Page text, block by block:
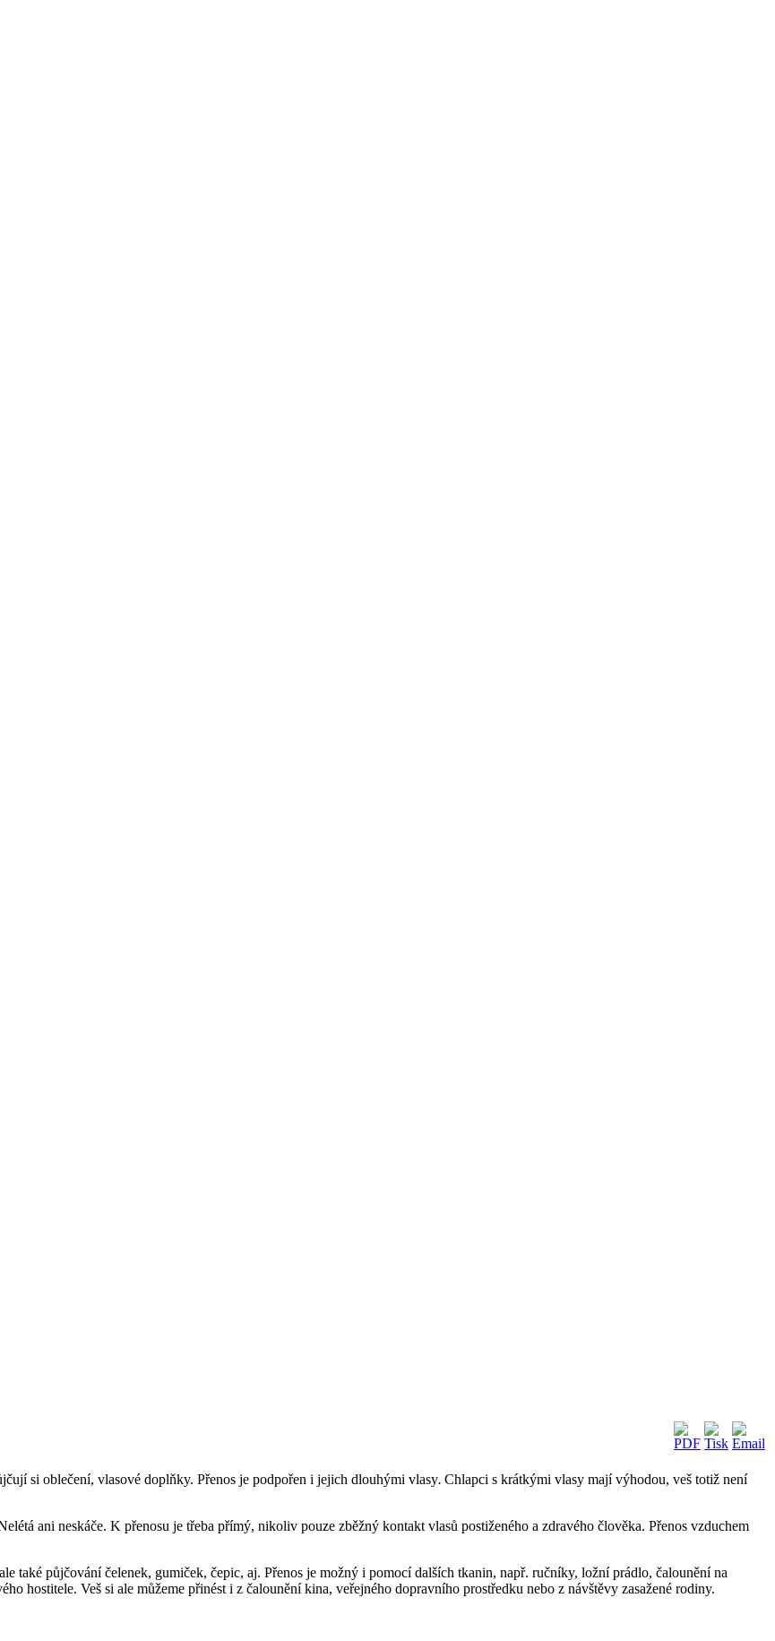
si oblečení, vlasové doplňky. Přenos je podpořen i jejich dlouhými vlasy. Chlapci s krátkými vlasy mají výhodou, veš totiž není
ani neskáče. K přenosu je třeba přímý, nikoliv pouze zběžný kontakt vlasů postiženého a zdravého člověka. Přenos vzduchem
také půjčování čelenek, gumiček, čepic, aj. Přenos je možný i pomocí dalších tkanin, např. ručníky, ložní prádlo, čalounění na
hostitele. Veš si ale můžeme přinést i z čalounění kina, veřejného dopravního prostředku nebo z návštěvy zasažené rodiny.